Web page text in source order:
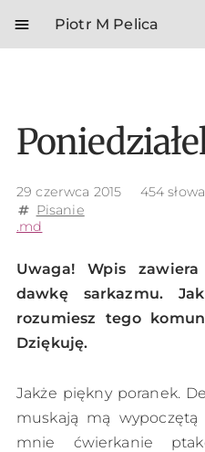
menu Piotr M Pelica
29 czerwca 2015 454 słowa
tag Pisanie
.md
Uwaga! Wpis
dawkę sarkazmu.
rozumiesz tego
Dziękuję.
Jakże piękny poranek.
muskają mą
mnie ćwierkanie